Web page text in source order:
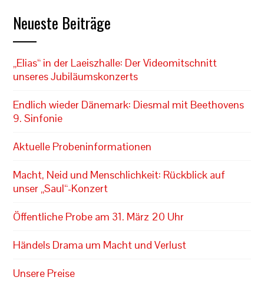
Neueste Beiträge
„Elias“ in der Laeiszhalle: Der Videomitschnitt
unseres Jubiläumskonzerts
Endlich wieder Dänemark: Diesmal mit Beethovens
9. Sinfonie
Aktuelle Probeninformationen
Macht, Neid und Menschlichkeit: Rückblick auf
unser „Saul“-Konzert
Öffentliche Probe am 31. März 20 Uhr
Händels Drama um Macht und Verlust
Unsere Preise